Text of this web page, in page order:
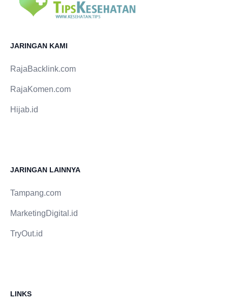
JARINGAN KAMI
RajaBacklink.com
RajaKomen.com
Hijab.id
JARINGAN LAINNYA
Tampang.com
MarketingDigital.id
TryOut.id
LINKS